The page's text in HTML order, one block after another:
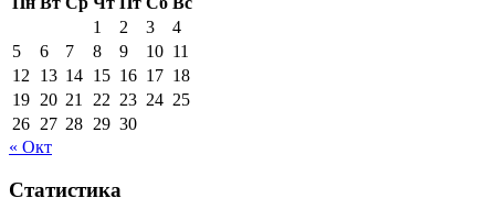
1
2 3
4
5
6 7 8 9 10 11
12
13 14 15 16 17 18
19 20 21 22 23 24 25
26 27 28 29 30
« Окт
Статистика